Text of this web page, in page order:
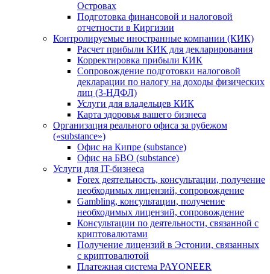
Островах
Подготовка финансовой и налоговой
отчетности в Киргизии
Контролируемые иностранные компании (КИК)
Расчет прибыли КИК для декларирования
Корректировка прибыли КИК
Сопровождение подготовки налоговой
декларации по налогу на доходы физических
лиц (3-НДФЛ)
Услуги для владельцев КИК
Карта здоровья вашего бизнеса
Организация реального офиса за рубежом
(«substance»)
Офис на Кипре (substance)
Офис на БВО (substance)
Услуги для IT-бизнеса
Forex деятельность, консультации, получение
необходимых лицензий, сопровождение
Gambling, консультации, получение
необходимых лицензий, сопровождение
Консультации по деятельности, связанной с
криптовалютами
Получение лицензий в Эстонии, связанных
с криптовалютой
Платежная система PAYONEER